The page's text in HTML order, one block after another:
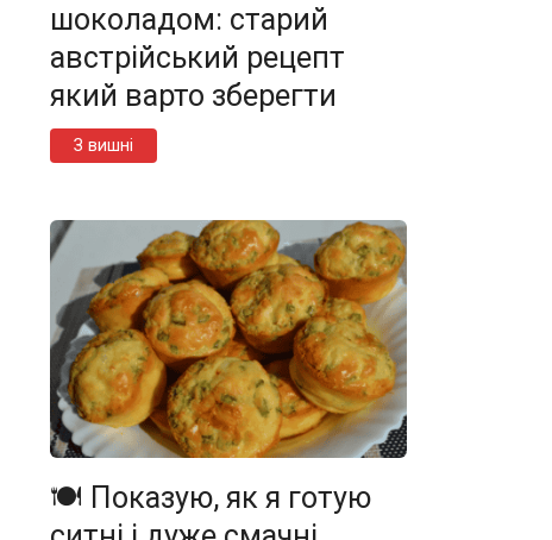
шоколадом: старий
австрійський рецепт
який варто зберегти
З вишні
🍽️ Показую, як я готую